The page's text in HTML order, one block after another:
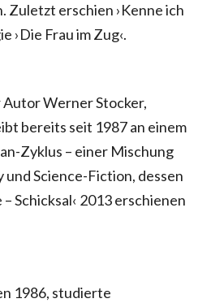
Zuletzt erschien ›Kenne ich
›Die Frau im Zug‹.
Werner Stocker,
bereits seit 1987 an einem
Zyklus – einer Mischung
und Science-Fiction, dessen
Schicksal‹ 2013 erschienen
1986, studierte